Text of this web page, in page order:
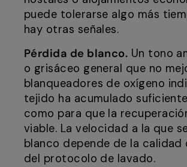
puede tolerarse algo más
hay otras señales.
Pérdida de blanco. Un tono
o grisáceo general que no
blanqueadores de oxígeno
tejido ha acumulado
como para que la
viable. La velocidad a la que
blanco depende de la calidad
del protocolo de lavado.